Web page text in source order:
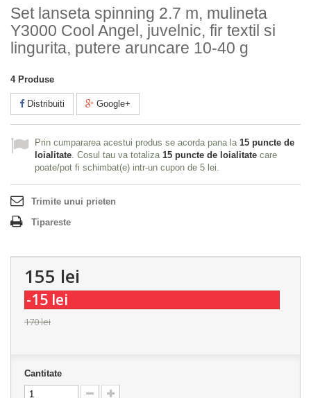
Set lanseta spinning 2.7 m, mulineta
Y3000 Cool Angel, juvelnic, fir textil si
lingurita, putere aruncare 10-40 g
4 Produse
Distribuiti Google+
Prin cumpararea acestui produs se acorda pana la 15 puncte de
loialitate . Cosul tau va totaliza 15 puncte de loialitate care
poate/pot fi schimbat(e) intr-un cupon de 5 lei
Trimite unui prieten
Tipareste
155 lei
-15 lei
170 lei
Cantitate